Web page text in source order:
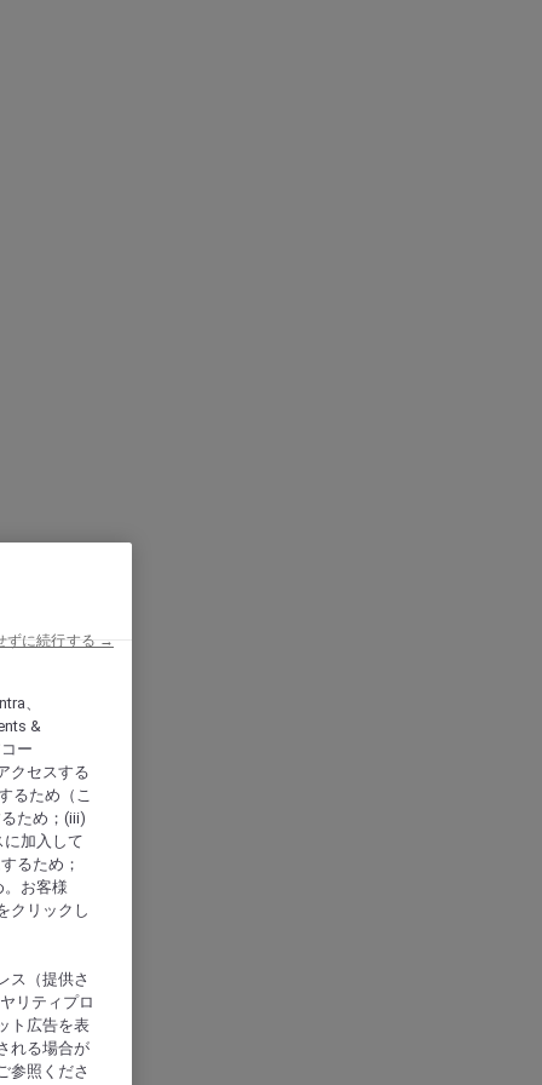
、
&
ー
クセスする
るため（こ
ため；(iii)
加入して
るため；
お客様
クリックし
ス（提供さ
リティプロ
ト広告を表
れる場合が
参照くださ
ずに続行する →